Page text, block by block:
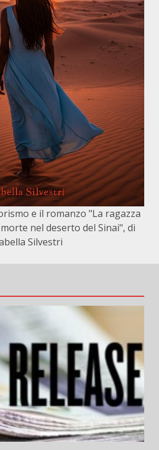
e il romanzo "La ragazza
nel deserto del Sinai", di
Silvestri